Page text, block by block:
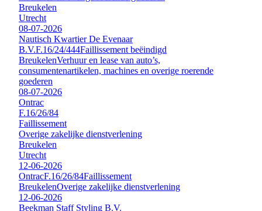
Breukelen
Utrecht
08-07-2026
Nautisch Kwartier De Evenaar
B.V.F.16/24/444Faillissement beëindigd
BreukelenVerhuur en lease van auto’s,
consumentenartikelen, machines en overige roerende
goederen
08-07-2026
Ontrac
F.16/26/84
Faillissement
Overige zakelijke dienstverlening
Breukelen
Utrecht
12-06-2026
OntracF.16/26/84Faillissement
BreukelenOverige zakelijke dienstverlening
12-06-2026
Beekman Staff Styling B.V.